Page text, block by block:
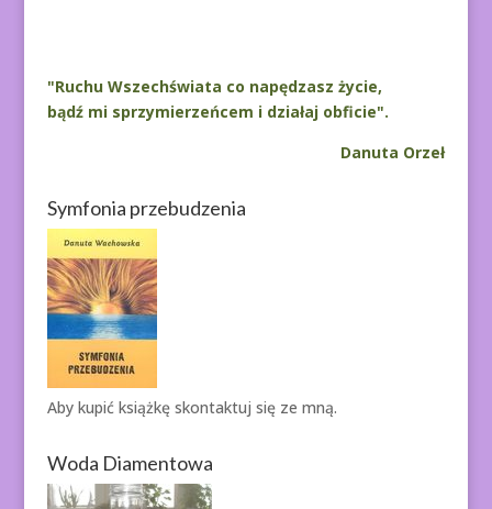
"Ruchu Wszechświata co napędzasz życie,
bądź mi sprzymierzeńcem i działaj obficie".
Danuta Orzeł
Symfonia przebudzenia
Aby kupić książkę skontaktuj się ze mną.
Woda Diamentowa